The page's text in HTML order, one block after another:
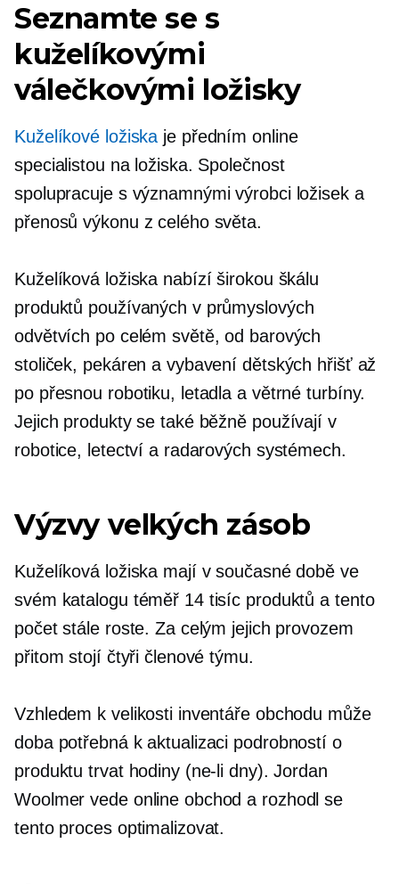
Seznamte se s
kuželíkovými
válečkovými ložisky
Kuželíkové ložiska je předním online
specialistou na ložiska. Společnost
spolupracuje s významnými výrobci ložisek a
přenosů výkonu z celého světa.
Kuželíková ložiska nabízí širokou škálu
produktů používaných v průmyslových
odvětvích po celém světě, od barových
stoliček, pekáren a vybavení dětských hřišť až
po přesnou robotiku, letadla a větrné turbíny.
Jejich produkty se také běžně používají v
robotice, letectví a radarových systémech.
Výzvy velkých zásob
Kuželíková ložiska mají v současné době ve
svém katalogu téměř 14 tisíc produktů a tento
počet stále roste. Za celým jejich provozem
přitom stojí čtyři členové týmu.
Vzhledem k velikosti inventáře obchodu může
doba potřebná k aktualizaci podrobností o
produktu trvat hodiny (ne-li dny). Jordan
Woolmer vede online obchod a rozhodl se
tento proces optimalizovat.